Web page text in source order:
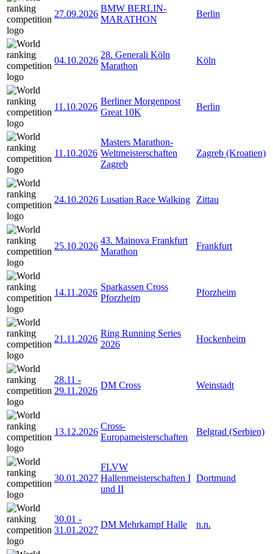
27.09.2026
BMW BERLIN-
MARATHON
Berlin
04.10.2026
28. Generali Köln
Marathon
Köln
11.10.2026
Berliner Morgenpost
Great 10K
Berlin
11.10.2026
Masters Marathon-
Weltmeisterschaften
Zagreb
Zagreb (Kroatien)
24.10.2026 Lusatian Race Walking Zittau
25.10.2026
43. Mainova Frankfurt
Marathon
Frankfurt
14.11.2026
Sparkassen Cross
Pforzheim
Pforzheim
21.11.2026
Ring Running Series
2026
Hockenheim
28.11 -
29.11.2026
DM Cross Weinstadt
13.12.2026
Cross-
Europameisterschaften
Belgrad (Serbien)
30.01.2027
FLVW
Hallenmeisterschaften I
und II
Dortmund
30.01 -
31.01.2027
DM Mehrkampf Halle n.n.